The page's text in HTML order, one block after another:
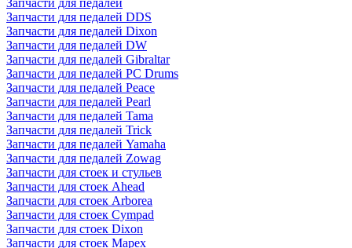
Запчасти для педалей
Запчасти для педалей DDS
Запчасти для педалей Dixon
Запчасти для педалей DW
Запчасти для педалей Gibraltar
Запчасти для педалей PC Drums
Запчасти для педалей Peace
Запчасти для педалей Pearl
Запчасти для педалей Tama
Запчасти для педалей Trick
Запчасти для педалей Yamaha
Запчасти для педалей Zowag
Запчасти для стоек и стульев
Запчасти для стоек Ahead
Запчасти для стоек Arborea
Запчасти для стоек Cympad
Запчасти для стоек Dixon
Запчасти для стоек Mapex